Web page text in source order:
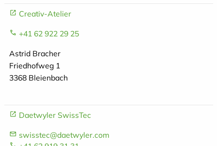
Creativ-Atelier
+41 62 922 29 25
Astrid Bracher
Friedhofweg 1
3368 Bleienbach
Daetwyler SwissTec
swisstec@daetwyler.com